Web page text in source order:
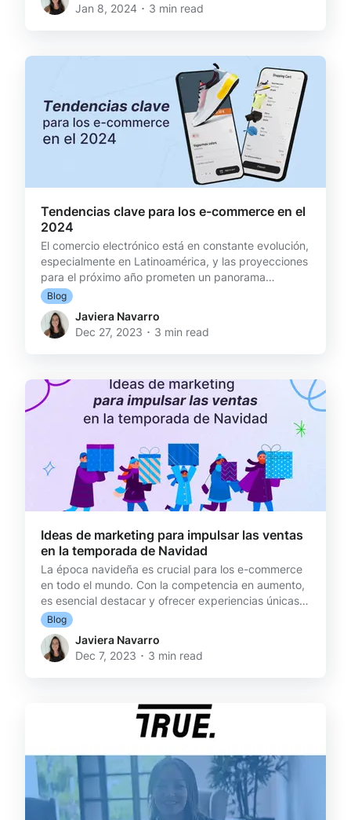
estrategias de compensación pueden funcionar
devolución de productos dañados o incorrectos en
Jan 8, 2024 ･ 3 min read
Tendencias clave para los e-commerce en el
2024
El comercio electrónico está en constante evolución,
especialmente en Latinoamérica, y las proyecciones
para el próximo año prometen un panorama
desafiante y lleno de oportunidades para los e-
commerce. Según la Cámara de Comercio de
Santiago, se espera un aumento de hasta un 5% real
en ventas asignadas al comercio electrónico para el
Enfoque en la experiencia del cliente La experiencia
del cl
Blog
Javiera Navarro
Dec 27, 2023 ･ 3 min read
Ideas de marketing para impulsar las ventas
en la temporada de Navidad
La época navideña es crucial para los e-commerce
en todo el mundo. Con la competencia en aumento,
es esencial destacar y ofrecer experiencias únicas a
los consumidores. Desde vestir tu sitio con look
navideño hasta ofrecer flexibilidad de devolución,
hay muchas acciones que puedes realizar para
sacarle el jugo a este fin de año. Dulce Navidad 🤑
tienden a realizar más compras, ya sea para re
Blog
Javiera Navarro
Dec 7, 2023 ･ 3 min read